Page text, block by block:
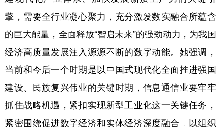
公益 一带一路 亚太网 上市公司
文化产业
地方频道
擎，需要全行业凝心聚力，充分激发数实融合所蕴含
的巨大能量，全面释放“智启未来”的强劲动力，为我国
经济高质量发展注入源源不断的数字动能。她强调，
当前和今后一个时期是以中国式现代化全面推进强国
建设、民族复兴伟业的关键时期，信息通信业要牢牢
抓住战略机遇，紧扣实现新型工业化这一关键任务，
紧密围绕促进数字经济和实体经济深度融合，以组织